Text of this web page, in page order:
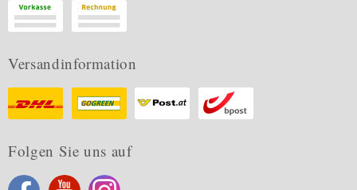
Versandinformation
Folgen Sie uns auf